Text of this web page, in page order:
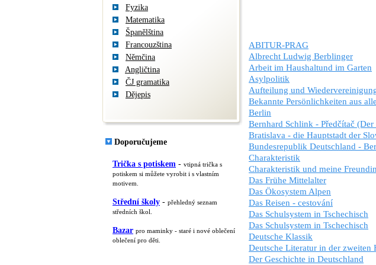
Fyzika
Matematika
Španělština
Francouzština
Němčina
Angličtina
ČJ gramatika
Dějepis
Doporučujeme
Trička s potiskem - vtipná trička s
potiskem si můžete vyrobit i s vlastním
motivem.
Střední školy - přehledný seznam
středních škol.
Bazar pro maminky - staré i nové oblečení
oblečení pro děti.
ABITUR-PRAG
Albrecht Ludwig Berblinger
Arbeit im Haushaltund im Garten
Asylpolitik
Aufteilung und
Bekannte Persönlichkeiten aus
Berlin
Bernhard Schlink - Předčítač (Der
Bratislava - die Hauptstadt der
Bundesrepublik Deutschland -
Charakteristik
Charakteristik und meine
Das Frühe Mittelalter
Das Ökosystem Alpen
Das Reisen - cestování
Das Schulsystem in Tschechisch
Das Schulsystem in Tschechisch
Deutsche Klassik
Deutsche Literatur in der zweiten
Der Geschichte in Deutschland